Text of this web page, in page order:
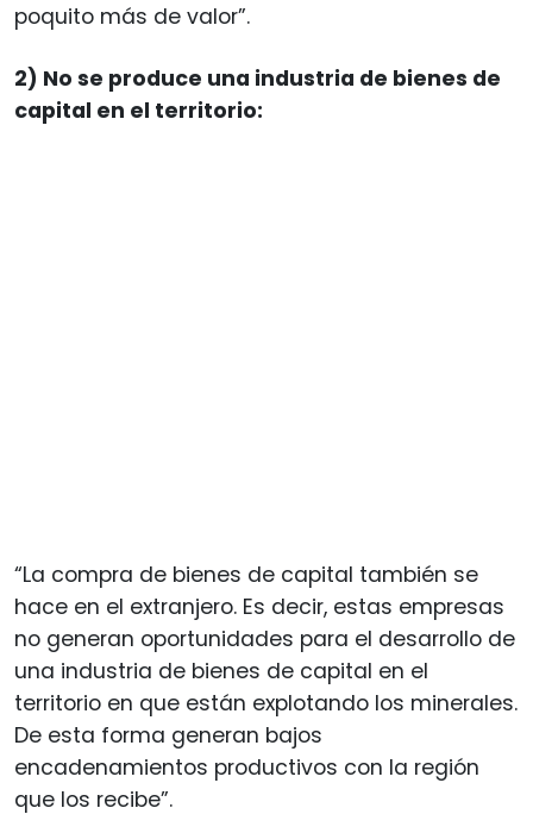
poquito más de valor”.
2) No se produce una industria de bienes de
capital en el territorio:
“La compra de bienes de capital también se
hace en el extranjero. Es decir, estas empresas
no generan oportunidades para el desarrollo de
una industria de bienes de capital en el
territorio en que están explotando los minerales.
De esta forma generan bajos
encadenamientos productivos con la región
que los recibe”.